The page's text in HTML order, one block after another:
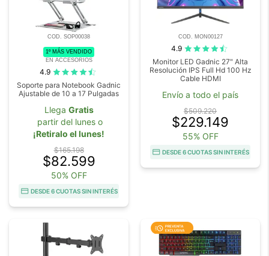
COD. SOP00038
1º MÁS VENDIDO
EN ACCESORIOS
4.9
Soporte para Notebook Gadnic
Ajustable de 10 a 17 Pulgadas
Llega Gratis
partir del lunes o
¡Retiralo el lunes!
$165.198
$82.599
50% OFF
DESDE 6 CUOTAS SIN INTERÉS
COD. MON00127
4.9
Monitor LED Gadnic 27" Alta
Resolución IPS Full Hd 100 Hz
Cable HDMI
Envío a todo el país
$509.220
$229.149
55% OFF
DESDE 6 CUOTAS SIN INTERÉS